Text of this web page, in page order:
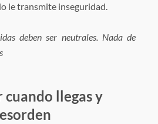
le transmite inseguridad.
deben ser neutrales. Nada de
cuando llegas y